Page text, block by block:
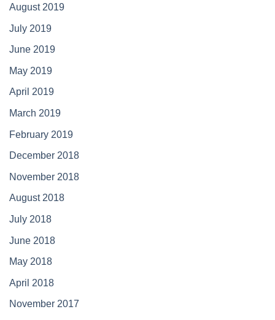
August 2019
July 2019
June 2019
May 2019
April 2019
March 2019
February 2019
December 2018
November 2018
August 2018
July 2018
June 2018
May 2018
April 2018
November 2017